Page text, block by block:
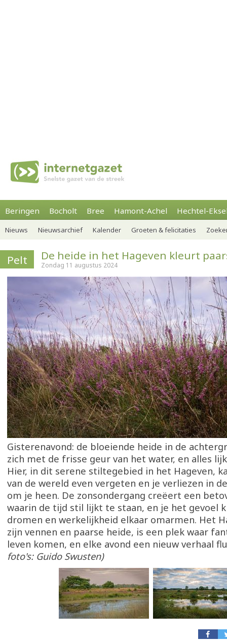
Beringen Bocholt Bree Hamont-Achel Hechtel-
Nieuws Nieuwsarchief Kalender Groeten & felicitaties
Pelt De heide in het Hageven kleurt
Zondag 11 augustus 2024
Gisterenavond: de bloeiende heide in de
zich met de frisse geur van het water, en alles
Hier, in dit serene stiltegebied in het Hageven,
van de wereld even vergeten en je verliezen in
om je heen. De zonsondergang creëert een
waarin de tijd stil lijkt te staan, en je het gevoel
dromen en werkelijkheid elkaar omarmen. Het
zijn vennen en paarse heide, is een plek waar
leven komen, en elke avond een nieuw verhaal
foto's: Guido Swusten)